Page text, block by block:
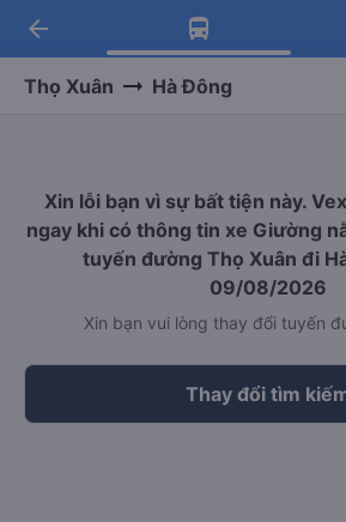
Tải app Vexere ngay!
Nhận ưu đãi thành viên độc
Tải app Vexere
-30k/ghế khi đặt vé máy
arrow_back
Thọ Xuân Hà Đông
Xin lỗi bạn vì sự bất tiện này.
ngay khi có thông tin xe Giường
tuyến đường Thọ Xuân đi
09/08/2026
Xin bạn vui lòng thay đổi tuyến
Thay đổi tìm